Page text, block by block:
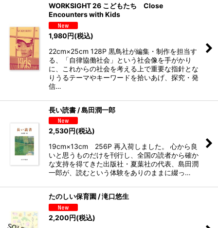
WORKSIGHT 26 こどもたち Close
Encounters with Kids
1,980円(税込)
22cm×25cm 128P 黒鳥社が編集・制作を担当す
る、「自律協働社会」という社会像を手がかり
に、これからの社会を考える上で重要な指針とな
りうるテーマやキーワードを拾いあげ、探究・発
信…
長い読書 / 島田潤一郎
2,530円(税込)
19cm×13cm 256P 再入荷しました。 心から良
いと思うものだけを刊行し、全国の読者から確か
な支持を得てきた出版社・夏葉社の代表、島田潤
一郎が、読むという体験をありのままに綴っ…
たのしい保育園 / 滝口悠生
2,200円(税込)